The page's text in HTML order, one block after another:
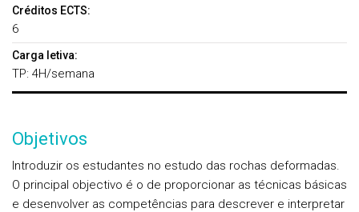
Créditos ECTS:
6
Carga letiva:
TP: 4H/semana
Objetivos
Introduzir os estudantes no estudo das rochas deformadas.
O principal objectivo é o de proporcionar as técnicas básicas
e desenvolver as competências para descrever e interpretar